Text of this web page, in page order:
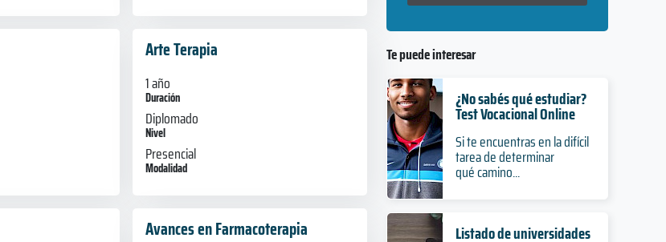
Arte Terapia
1 año
Duración
Diplomado
Nivel
Presencial
Modalidad
Avances en Farmacoterapia
Te puede interesar
¿No sabés qué estudiar?
Test Vocacional Online
Si te encuentras en la difícil
tarea de determinar
qué camino...
Listado de universidades